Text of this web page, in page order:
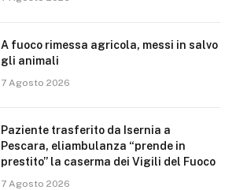
A fuoco rimessa agricola, messi in salvo
gli animali
7 Agosto 2026
Paziente trasferito da Isernia a
Pescara, eliambulanza “prende in
prestito” la caserma dei Vigili del Fuoco
7 Agosto 2026